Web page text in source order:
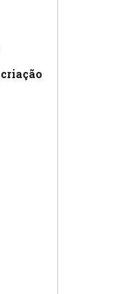
criação